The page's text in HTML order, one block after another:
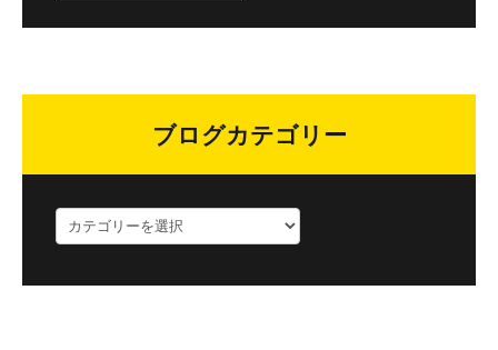
ブログカテゴリー
ロ